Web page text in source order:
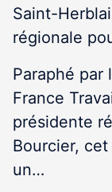
Saint-
régionale
Paraphé par
France
présidente
Bourcier,
un…